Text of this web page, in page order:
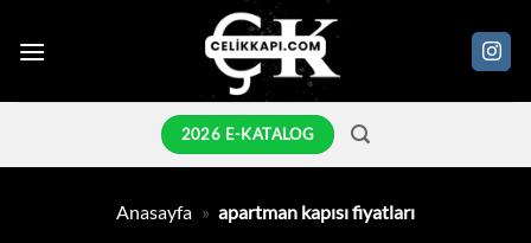
atla
2026 E-KATALOG
Anasayfa » apartman kapısı fiyatları